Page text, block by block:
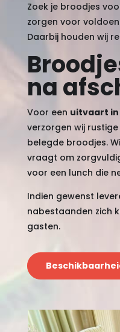
Zoek je broodjes
zorgen voor
Daarbij houden wij
na
Voor een uitvaart in
verzorgen wij
belegde broodjes.
vraagt om
voor een lunch die
Indien gewenst
nabestaanden zich
gasten.